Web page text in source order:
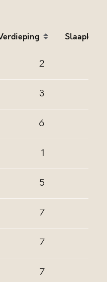
descending order
Sort table by
2
3
6
1
5
7
7
7